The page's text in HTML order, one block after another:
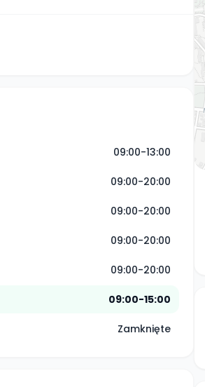
09:00-13:00
09:00-20:00
09:00-20:00
09:00-20:00
09:00-20:00
09:00-15:00
Zamknięte